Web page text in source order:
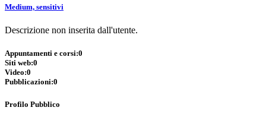
Medium, sensitivi
Descrizione non inserita dall'utente.
Appuntamenti e corsi:0
Siti web:0
Video:0
Pubblicazioni:0
Profilo Pubblico